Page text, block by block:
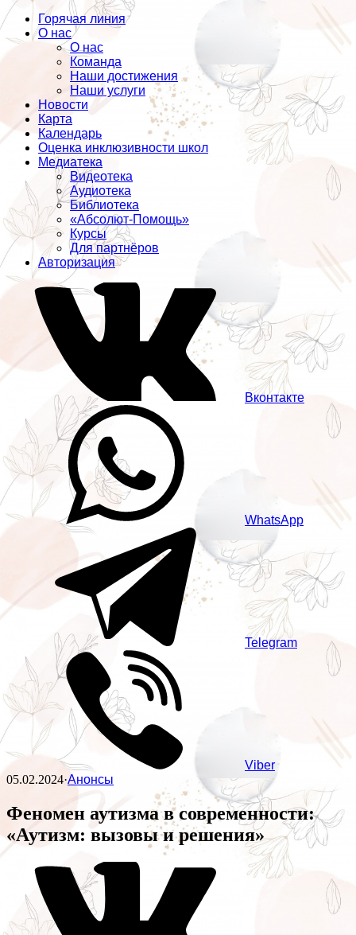
Горячая линия
О нас
О нас
Команда
Наши достижения
Наши услуги
Новости
Карта
Календарь
Оценка инклюзивности школ
Медиатека
Видеотека
Аудиотека
Библиотека
«Абсолют-Помощь»
Курсы
Для партнёров
Авторизация
Вконтакте
WhatsApp
Telegram
Viber
05.02.2024·Анонсы
Феномен аутизма в современности:
«Аутизм: вызовы и решения»